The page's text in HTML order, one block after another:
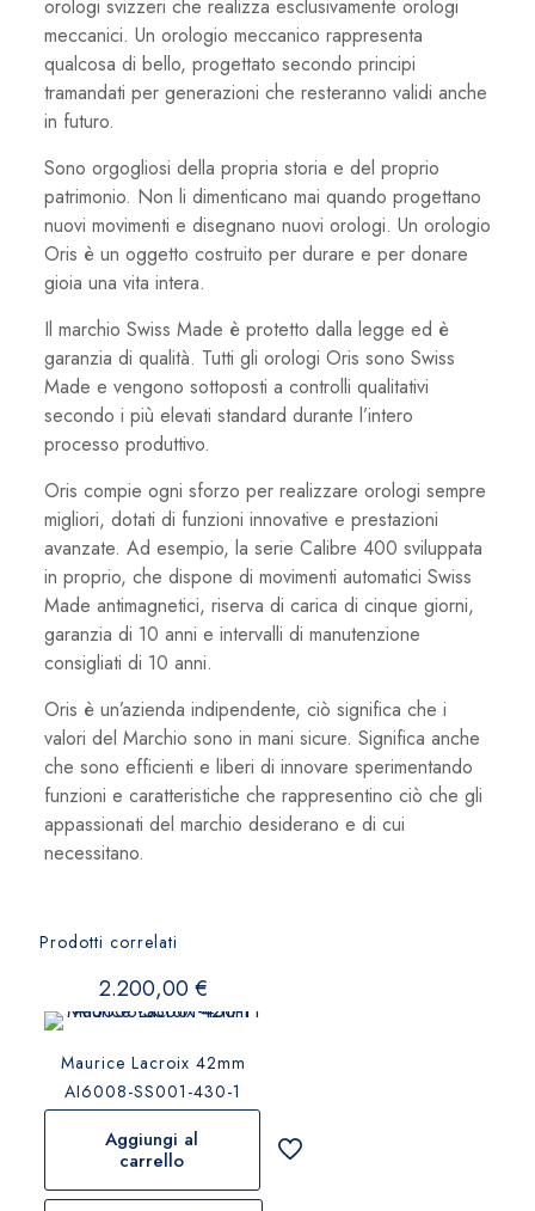
orologi svizzeri che realizza esclusivamente orologi
meccanici. Un orologio meccanico rappresenta
qualcosa di bello, progettato secondo principi
tramandati per generazioni che resteranno validi anche
in futuro.
Sono orgogliosi della propria storia e del proprio
patrimonio. Non li dimenticano mai quando progettano
nuovi movimenti e disegnano nuovi orologi. Un orologio
Oris è un oggetto costruito per durare e per donare
gioia una vita intera.
Il marchio Swiss Made è protetto dalla legge ed è
garanzia di qualità. Tutti gli orologi Oris sono Swiss
Made e vengono sottoposti a controlli qualitativi
secondo i più elevati standard durante l’intero
processo produttivo.
Oris compie ogni sforzo per realizzare orologi sempre
migliori, dotati di funzioni innovative e prestazioni
avanzate. Ad esempio, la serie Calibre 400 sviluppata
in proprio, che dispone di movimenti automatici Swiss
Made antimagnetici, riserva di carica di cinque giorni,
garanzia di 10 anni e intervalli di manutenzione
consigliati di 10 anni.
Oris è un’azienda indipendente, ciò significa che i
valori del Marchio sono in mani sicure. Significa anche
che sono efficienti e liberi di innovare sperimentando
funzioni e caratteristiche che rappresentino ciò che gli
appassionati del marchio desiderano e di cui
necessitano.
Prodotti correlati
2.200,00€
Maurice Lacroix 42mm
AI6008-SS001-430-1
Aggiungi al
carrello